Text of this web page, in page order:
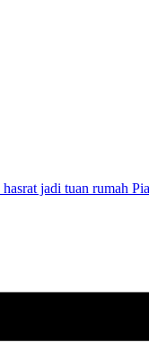
jadi tuan rumah